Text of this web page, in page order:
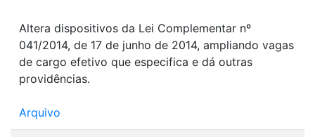
Altera dispositivos da Lei Complementar nº
041/2014, de 17 de junho de 2014, ampliando vagas
de cargo efetivo que especifica e dá outras
providências.
Arquivo